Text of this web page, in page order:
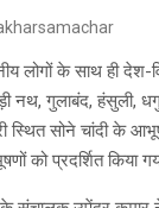
लोगों के साथ ही
नथ, गुलाबंद, हंसुली,
सोने चांदी के
को प्रदर्शित किया